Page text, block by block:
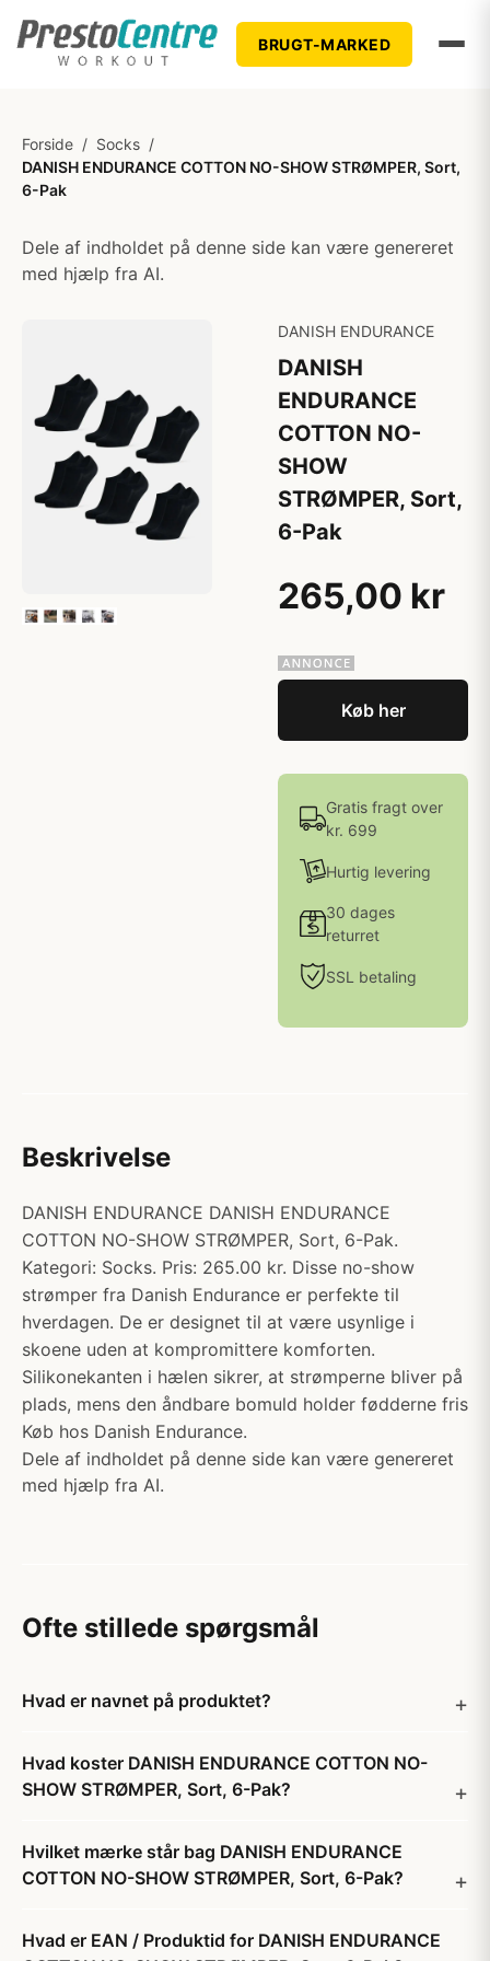
BRUGT-MARKED
Forside / Socks /
DANISH ENDURANCE COTTON NO-SHOW STRØMPER, Sort,
6-Pak
Dele af indholdet på denne side kan være genereret
med hjælp fra AI.
DANISH ENDURANCE
DANISH
ENDURANCE
COTTON NO-
SHOW
STRØMPER, Sort,
6-Pak
265,00 kr
Køb her
Gratis fragt over
kr. 699
Hurtig levering
30 dages
returret
SSL betaling
Beskrivelse
DANISH ENDURANCE DANISH ENDURANCE
COTTON NO-SHOW STRØMPER, Sort, 6-Pak.
Kategori: Socks. Pris: 265.00 kr. Disse no-show
strømper fra Danish Endurance er perfekte til
hverdagen. De er designet til at være usynlige i
skoene uden at kompromittere komforten.
Silikonekanten i hælen sikrer, at strømperne bliver på
plads, mens den åndbare bomuld holder fødderne fris
Køb hos Danish Endurance.
Dele af indholdet på denne side kan være genereret
med hjælp fra AI.
Ofte stillede spørgsmål
Hvad er navnet på produktet?
Hvad koster DANISH ENDURANCE COTTON NO-
SHOW STRØMPER, Sort, 6-Pak?
Hvilket mærke står bag DANISH ENDURANCE
COTTON NO-SHOW STRØMPER, Sort, 6-Pak?
Hvad er EAN / Produktid for DANISH ENDURANCE